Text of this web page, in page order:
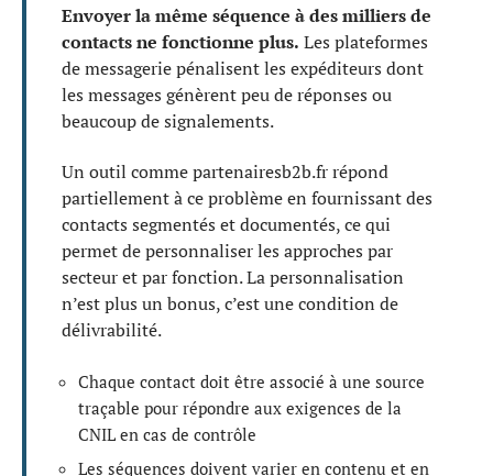
Envoyer la même séquence à des milliers de
contacts ne fonctionne plus. Les plateformes
de messagerie pénalisent les expéditeurs dont
les messages génèrent peu de réponses ou
beaucoup de signalements.
Un outil comme partenairesb2b.fr répond
partiellement à ce problème en fournissant des
contacts segmentés et documentés, ce qui
permet de personnaliser les approches par
secteur et par fonction. La personnalisation
n’est plus un bonus, c’est une condition de
délivrabilité.
Chaque contact doit être associé à une source
traçable pour répondre aux exigences de la
CNIL en cas de contrôle
Les séquences doivent varier en contenu et en